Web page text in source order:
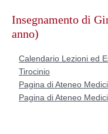
contentInsegnamento di
anno)
Calendario Lezioni ed
Tirocinio
Pagina di Ateneo
Pagina di Ateneo